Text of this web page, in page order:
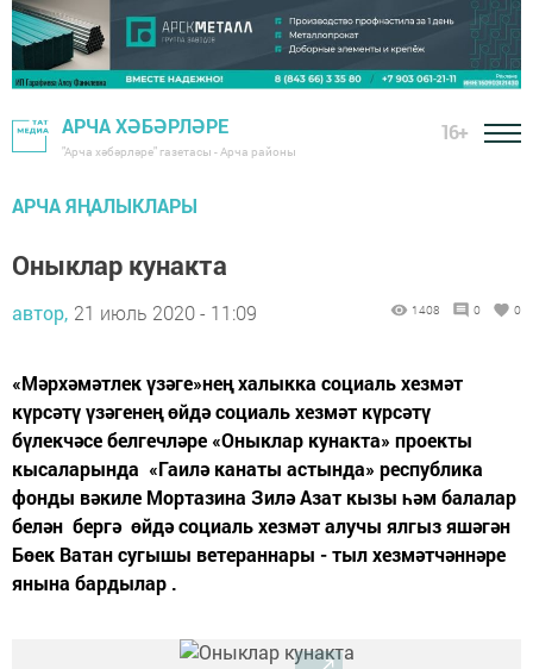
АРЧА ХӘБӘРЛӘРЕ
"Арча хәбәрләре" газетасы - Арча районы
16+
АРЧА ЯҢАЛЫКЛАРЫ
Оныклар кунакта
автор, 21 июль 2020 - 11:09 1408 0 0
​​​​​​​«Мәрхәмәтлек үзәге»нең халыкка социаль хезмәт
күрсәтү үзәгенең өйдә социаль хезмәт күрсәтү
бүлекчәсе белгечләре «Оныклар кунакта» проекты
кысаларында «Гаилә канаты астында» республика
фонды вәкиле Мортазина Зилә Азат кызы һәм балалар
белән бергә өйдә социаль хезмәт алучы ялгыз яшәгән
Бөек Ватан сугышы ветераннары - тыл хезмәтчәннәре
янына бардылар .